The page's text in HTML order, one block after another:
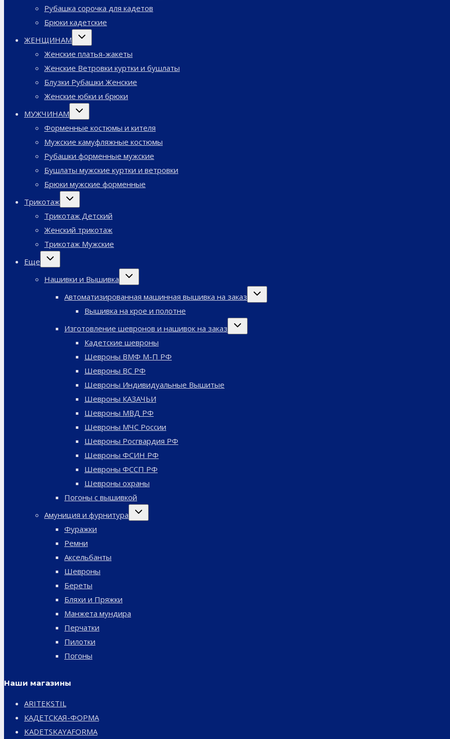
Рубашка сорочка для кадетов
Брюки кадетские
ЖЕНЩИНАМ
Переключить
Женские платья-жакеты
Женские Ветровки куртки и бушлаты
Блузки Рубашки Женские
Женские юбки и брюки
МУЖЧИНАМ
Переключить
Форменные костюмы и кителя
Мужские камуфляжные костюмы
Рубашки форменные мужские
Бушлаты мужские куртки и ветровки
Брюки мужские форменные
Трикотаж
Переключить
Трикотаж Детский
Женский трикотаж
Трикотаж Мужские
Еще
Переключить
Нашивки и Вышивка
Переключить
Автоматизированная машинная вышивка на заказ
Переключить
Вышивка на крое и полотне
Изготовление шевронов и нашивок на заказ
Переключить
Кадетские шевроны
Шевроны ВМФ М-П РФ
Шевроны ВС РФ
Шевроны Индивидуальные Вышитые
Шевроны КАЗАЧЬИ
Шевроны МВД РФ
Шевроны МЧС России
Шевроны Росгвардия РФ
Шевроны ФСИН РФ
Шевроны ФССП РФ
Шевроны охраны
Погоны с вышивкой
Амуниция и фурнитура
Переключить
Фуражки
Ремни
Аксельбанты
Шевроны
Береты
Бляхи и Пряжки
Манжета мундира
Перчатки
Пилотки
Погоны
Наши магазины
ARITEKSTIL
КАДЕТСКАЯ-ФОРМА
KADETSKAYAFORMA